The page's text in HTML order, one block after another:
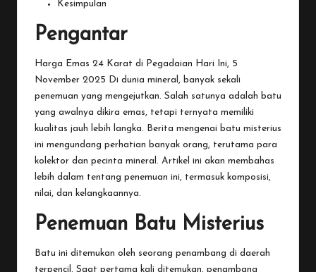
Kesimpulan
Pengantar
Harga Emas 24 Karat di Pegadaian Hari Ini, 5
November 2025
Di dunia mineral, banyak sekali
penemuan yang mengejutkan. Salah satunya adalah batu
yang awalnya dikira emas, tetapi ternyata memiliki
kualitas jauh lebih langka. Berita mengenai batu misterius
ini mengundang perhatian banyak orang, terutama para
kolektor dan pecinta mineral. Artikel ini akan membahas
lebih dalam tentang penemuan ini, termasuk komposisi,
nilai, dan kelangkaannya.
Penemuan Batu Misterius
Batu ini ditemukan oleh seorang penambang di daerah
terpencil. Saat pertama kali ditemukan, penambang